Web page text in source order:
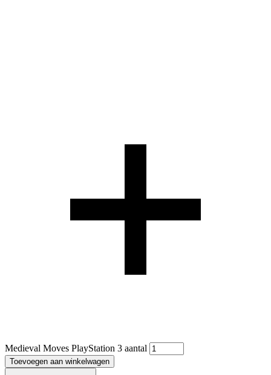
Medieval Moves PlayStation 3 aantal
Toevoegen aan winkelwagen